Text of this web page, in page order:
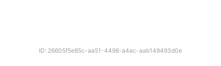
ID: 26605f5e85c-aa51-4498-a4ac-aab149493d0e